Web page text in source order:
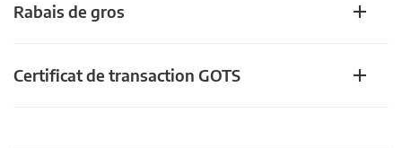
Rabais de gros
Certificat de transaction GOTS